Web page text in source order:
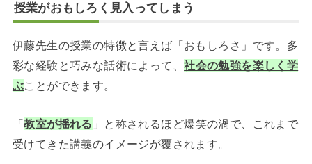
授業がおもしろく見入ってしまう
伊藤先生の授業の特徴と言えば「おもしろさ」です。多
彩な経験と巧みな話術によって、社会の勉強を楽しく学
ぶことができます。
「教室が揺れる 」と称されるほど爆笑の渦で、これまで
受けてきた講義のイメージが覆されます。